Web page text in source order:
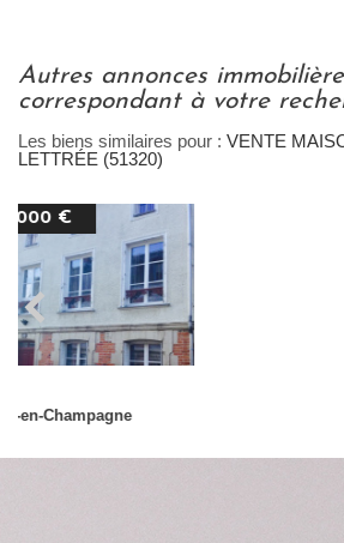
autres annonces immobilières
correspondant à votre
Les biens similaires pour : VENTE
LETTRÉE (51320)